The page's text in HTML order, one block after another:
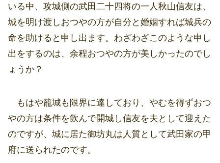
いる中、攻城側の武田二十四将の一人秋山信友は、
城を明け渡しおつやの方が自分と婚姻すれば城兵の
命を助けると申し出ます。わざわざこのような申し
出をするのは、余程おつやの方が美しかったのでし
ょうか？
もはや籠城も限界に達しており、やむを得ずおつ
やの方は条件を飲んで開城し信友を夫として迎えた
のですが、城に居た御坊丸は人質として武田家の甲
府に送られたのです。